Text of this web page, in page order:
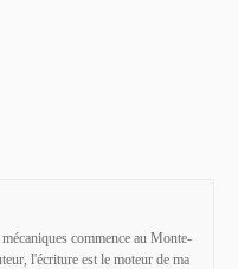
commence au Monte-
l'écriture est le moteur de ma